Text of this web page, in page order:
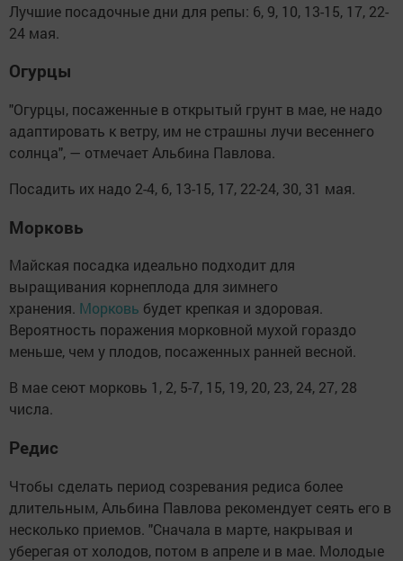
Лучшие посадочные дни для репы: 6, 9, 10, 13-15, 17, 22-
24 мая.
Огурцы
"Огурцы, посаженные в открытый грунт в мае, не надо
адаптировать к ветру, им не страшны лучи весеннего
солнца", — отмечает Альбина Павлова.
Посадить их надо 2-4, 6, 13-15, 17, 22-24, 30, 31 мая.
Морковь
Майская посадка идеально подходит для
выращивания корнеплода для зимнего
хранения. Морковь будет крепкая и здоровая.
Вероятность поражения морковной мухой гораздо
меньше, чем у плодов, посаженных ранней весной.
В мае сеют морковь 1, 2, 5-7, 15, 19, 20, 23, 24, 27, 28
числа.
Редис
Чтобы сделать период созревания редиса более
длительным, Альбина Павлова рекомендует сеять его в
несколько приемов. "Сначала в марте, накрывая и
уберегая от холодов, потом в апреле и в мае. Молодые